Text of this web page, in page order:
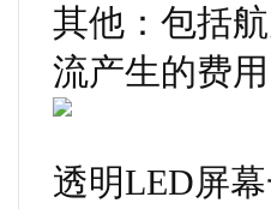
其他：包括
流产生的费
透明LED屏